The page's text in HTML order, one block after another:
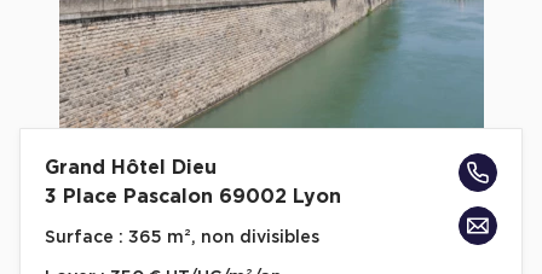
Grand Hôtel Dieu
3 Place Pascalon 69002 Lyon
Surface : 365 m², non divisibles